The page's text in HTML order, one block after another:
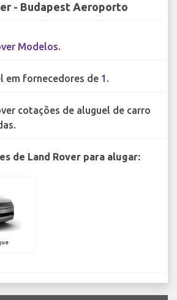
- Budapest Aeroporto
Modelos.
em fornecedores de 1 .
cotações de aluguel de carro
de Land Rover para alugar: